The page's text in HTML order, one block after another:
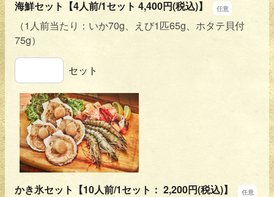
海鮮セット【4人前/1セット 4,400円(税込)】
（1人前当たり：いか70g、えび1匹65g、ホタテ貝付
75g）
海鮮セット【4人前/1セット 4,400円(税込)】
セット
かき氷セット【10人前/1セット： 2,200円(税込)】